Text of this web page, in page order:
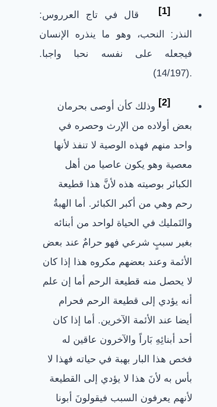
[1]
قال في تاج العرروس:
النذر: النحب، وهو ما ينذره الإنسان
فيجعله على نفسه نحبا واجبا.
(14/197).
[2]
وذلك كأن أوصى بحرمان
بعض أولاده من الإرث وحصره في
واحد منهم فهذه الوصية لا تنفذ لأنها
معصية وهو يكون عاصيا من أهل
الكبائر بوصيته هذه لأنَّ هذا قطيعة
رحم وهي من أكبر الكبائر. أما الهبةُ
والتَمليك في الحياة لواحد من أبنائه
بغير سببٍ شرعي فهو حرامٌ عند بعض
الأئمة وعند بعضهم مكروه هذا إذا كان
لا يحصل منه قطيعة الرحم أما إن علم
أنه يؤدي إلى قطيعة الرحم فحرام
أيضا عند الأئمة الآخرين. أما إذا كان
أحد أبنائِهِ بَاراً والآخرون عاقين له
فخص هذا البار بهبة في حياته فهذا لا
بأس به لأنَ هذا لا يؤدي إلى القطيعة
لأنهم يعرفون السبب فيقولونَ أبونا